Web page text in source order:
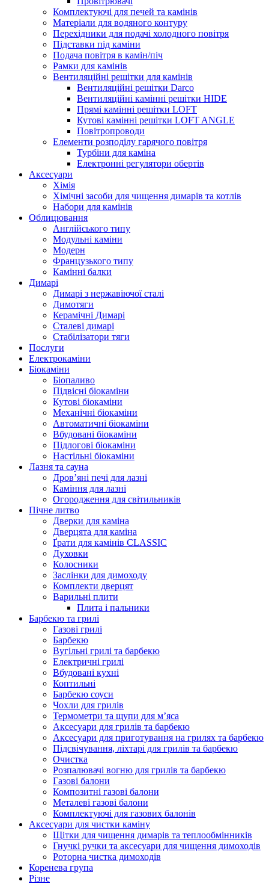
Комплектуючі для печей та камінів
Матеріали для водяного контуру
Перехідники для подачі холодного повітря
Підставки під каміни
Подача повітря в камін/піч
Рамки для камінів
Вентиляційні решітки для камінів
Вентиляційні решітки Darco
Вентиляційні камінні решітки HIDE
Прямі камінні решітки LOFT
Кутові камінні решітки LOFT ANGLE
Повітропроводи
Елементи розподілу гарячого повітря
Турбіни для каміна
Електронні регулятори обертів
Аксесуари
Хімія
Хімічні засоби для чищення димарів та котлів
Набори для камінів
Облицювання
Англійського типу
Модульні каміни
Модерн
Французького типу
Камінні балки
Димарі
Димарі з нержавіючої сталі
Димотяги
Керамічні Димарі
Сталеві димарі
Стабілізатори тяги
Послуги
Електрокаміни
Біокаміни
Біопаливо
Підвісні біокаміни
Кутові біокаміни
Механічні біокаміни
Автоматичні біокаміни
Вбудовані біокаміни
Підлогові біокаміни
Настільні біокаміни
Лазня та сауна
Дров’яні печі для лазні
Каміння для лазні
Огородження для світильників
Пічне литво
Дверки для каміна
Дверцята для каміна
Ґрати для камінів CLASSIC
Духовки
Колосники
Заслінки для димоходу
Комплекти дверцят
Варильні плити
Плита і пальники
Барбекю та грилі
Газові грилі
Барбекю
Вугільні грилі та барбекю
Електричні грилі
Вбудовані кухні
Коптильні
Барбекю соуси
Чохли для грилів
Термометри та щупи для м’яса
Аксесуари для грилів та барбекю
Аксесуари для приготування на грилях та барбекю
Підсвічування, ліхтарі для грилів та барбекю
Очистка
Розпалювачі вогню для грилів та барбекю
Газові балони
Композитні газові балони
Металеві газові балони
Комплектуючі для газових балонів
Аксесуари для чистки каміну
Щітки для чищення димарів та теплообмінників
Гнучкі ручки та аксесуари для чищення димоходів
Роторна чистка димоходів
Коренева група
Різне